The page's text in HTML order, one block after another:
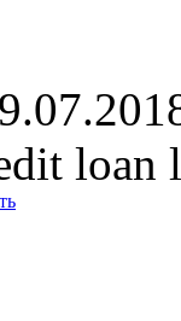
loan